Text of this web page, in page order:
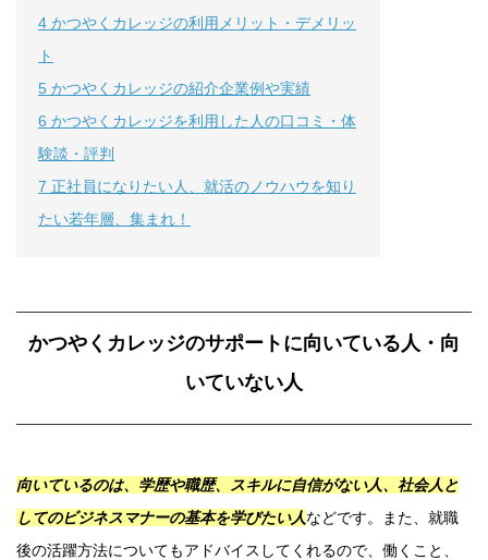
4 かつやくカレッジの利用メリット・デメリッ
ト
5 かつやくカレッジの紹介企業例や実績
6 かつやくカレッジを利用した人の口コミ・体
験談・評判
7 正社員になりたい人、就活のノウハウを知り
たい若年層、集まれ！
かつやくカレッジのサポートに向いている人・向
いていない人
向いているのは、学歴や職歴、スキルに自信がない人、社会人と
してのビジネスマナーの基本を学びたい人などです。また、就職
後の活躍方法についてもアドバイスしてくれるので、働くこと、